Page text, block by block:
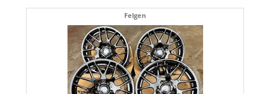
Felgen